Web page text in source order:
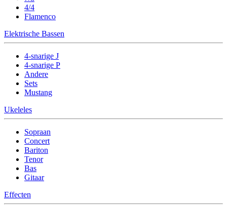
4/4
Flamenco
Elektrische Bassen
4-snarige J
4-snarige P
Andere
Sets
Mustang
Ukeleles
Sopraan
Concert
Bariton
Tenor
Bas
Gitaar
Effecten